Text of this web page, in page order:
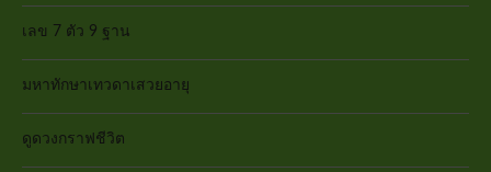
เลข 7 ตัว 9 ฐาน
มหาทักษาเทวดาเสวยอายุ
ดูดวงกราฟชีวิต